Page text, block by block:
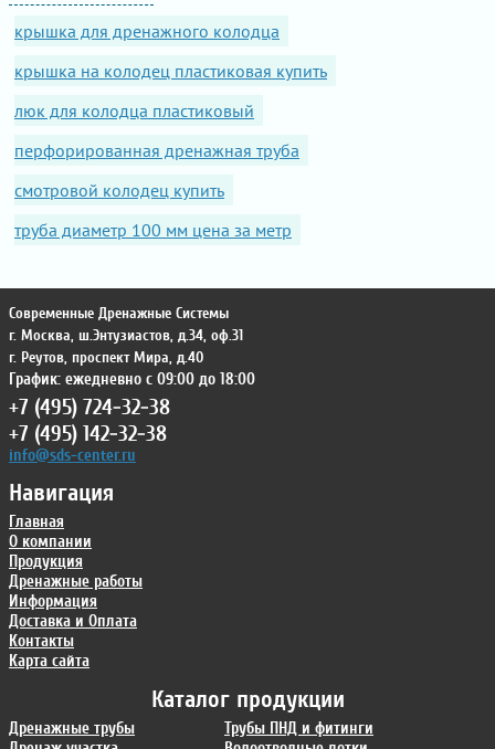
крышка для дренажного колодца
крышка на колодец пластиковая купить
люк для колодца пластиковый
перфорированная дренажная труба
смотровой колодец купить
труба диаметр 100 мм цена за метр
Каталог продукции
Дренажные трубы
Трубы ПНД и фитинги
Навигация
Главная
О компании
Продукция
Дренажные работы
Информация
Доставка и Оплата
Контакты
Карта сайта
Современные Дренажные Системы
г. Москва, ш.Энтузиастов, д.34, оф.31
г. Реутов, проспект Мира, д.40
График: ежедневно с 09:00 до 18:00
+7 (495) 724-32-38
+7 (495) 142-32-38
info@sds-center.ru